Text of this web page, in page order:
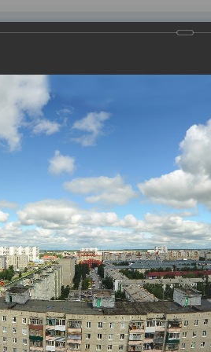
услуги Торговая
году. Мероприятия пройдут 11
о том, как строили в